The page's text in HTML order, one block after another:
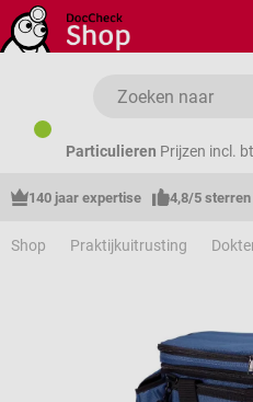
Ga naar de hoofdinhoud
Particulieren Prijzen incl.
140 jaar expertise 4,8/5
Shop Praktijkuitrusting